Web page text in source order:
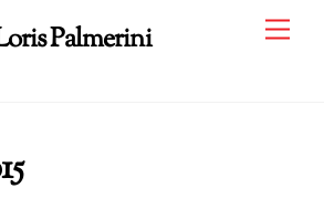
Palmerini